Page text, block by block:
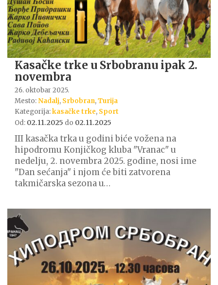
Kasačke trke u Srbobranu ipak 2.
novembra
26. oktobar 2025.
Mesto:Nadalj, Srbobran,Turija
Kategorija:kasačke trke, Sport
Od: 02.11.2025 do 02.11.2025
III kasačka trka u godini biće vožena na
hipodromu Konjičkog kluba "Vranac" u
nedelju, 2. novembra 2025. godine, nosi ime
"Dan sećanja" i njom će biti zatvorena
takmičarska sezona u…